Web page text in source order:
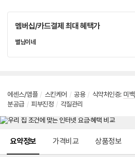
멤버십/카드결제 최대 혜택가
별님이네네
에센스/앰플 / 스킨케어 / 공용 / 식약처인증: 미백
분공급 / 피부진정 / 각질관리
요약정보 가격비교 상품정보